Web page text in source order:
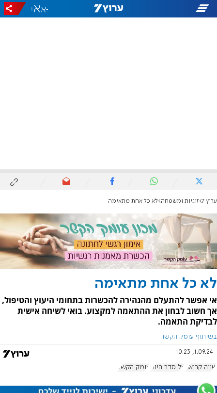
-
+
ערוץ 7 זוגיות ומשפחה לא כל אחת מתאימה
לא כל אחת מתאימה
אי אפשר להתעלם מהנהירה להכשרות בתחומי היעוץ והטיפול,
אך חשוב לבחון את ההתאמה למקצוע. בואי לשיחה אישית
לבדיקת התאמה.
בשיתוף עומק הקשר
1.09.24, 10:23
שווה קריאה על סדר היום עומק הקשר